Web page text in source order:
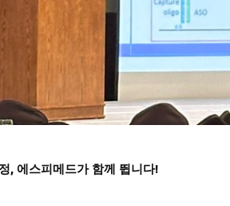
, 에스피메드가 함께 뜁니다!